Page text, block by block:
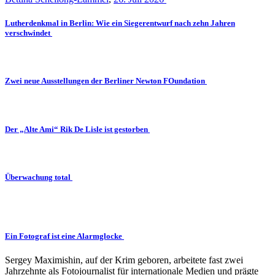
Lutherdenkmal in Berlin: Wie ein Siegerentwurf nach zehn Jahren
verschwindet
Zwei neue Ausstellungen der Berliner Newton FOundation
Der „Alte Ami“ Rik De Lisle ist gestorben
Überwachung total
Ein Fotograf ist eine Alarmglocke
Sergey Maximishin, auf der Krim geboren, arbeitete fast zwei
Jahrzehnte als Fotojournalist für internationale Medien und prägte